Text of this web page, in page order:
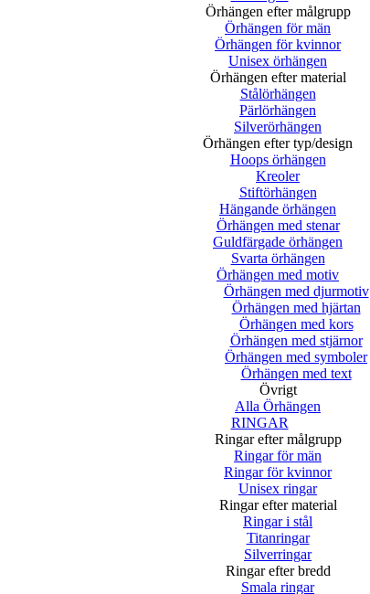
Örhängen efter målgrupp
Örhängen för män
Örhängen för kvinnor
Unisex örhängen
Örhängen efter material
Stålörhängen
Pärlörhängen
Silverörhängen
Örhängen efter typ/design
Hoops örhängen
Kreoler
Stiftörhängen
Hängande örhängen
Örhängen med stenar
Guldfärgade örhängen
Svarta örhängen
Örhängen med motiv
Örhängen med djurmotiv
Örhängen med hjärtan
Örhängen med kors
Örhängen med stjärnor
Örhängen med symboler
Örhängen med text
Övrigt
Alla Örhängen
RINGAR
Ringar efter målgrupp
Ringar för män
Ringar för kvinnor
Unisex ringar
Ringar efter material
Ringar i stål
Titanringar
Silverringar
Ringar efter bredd
Smala ringar